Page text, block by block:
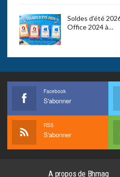
Soldes d’été
Office 2024 à…
Facebook
S'abonner
RSS
S'abonner
A propos de Bhmag